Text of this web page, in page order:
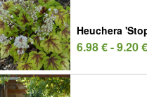
Heuchera
6.98 € - 9.20 €